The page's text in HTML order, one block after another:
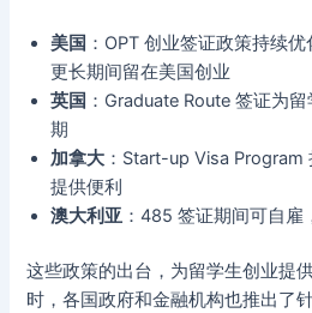
美国 ：OPT 创业签证政策持续
更长期间留在美国创业
英国 ：Graduate Route 签证为
期
加拿大 ：Start-up Visa
提供便利
澳大利亚 ：485 签证期间可自
这些政策的出台，为留学生创业提
时，各国政府和金融机构也推出了